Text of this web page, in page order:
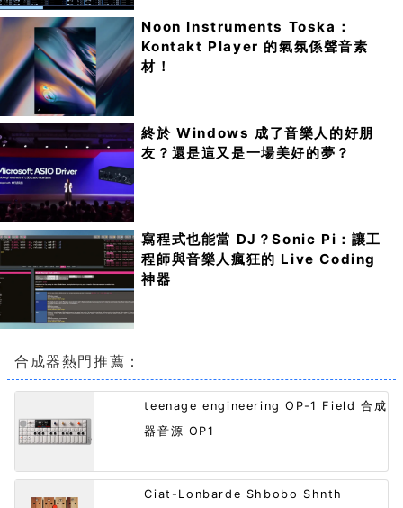
Noon Instruments Toska：
Kontakt Player 的氣氛係聲音素
材！
終於 Windows 成了音樂人的好朋
友？還是這又是一場美好的夢？
寫程式也能當 DJ？Sonic Pi：讓工
程師與音樂人瘋狂的 Live Coding
神器
合成器熱門推薦：
teenage engineering OP-1 Field 合成
器音源 OP1
Ciat-Lonbarde Shbobo Shnth